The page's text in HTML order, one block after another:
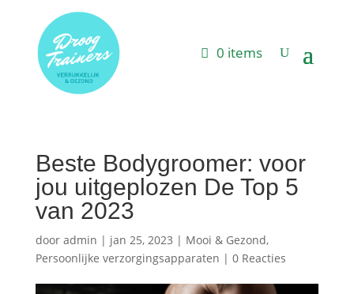
0 items
Beste Bodygroomer: voor
jou uitgeplozen De Top 5
van 2023
door admin | jan 25, 2023 | Mooi & Gezond,
Persoonlijke verzorgingsapparaten | 0 Reacties